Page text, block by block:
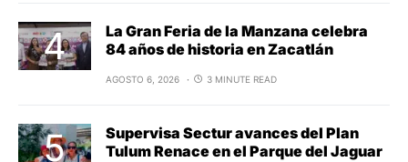
La Gran Feria de la Manzana celebra
84 años de historia en Zacatlán
AGOSTO 6, 2026 3 MINUTE READ
Supervisa Sectur avances del Plan
Tulum Renace en el Parque del Jaguar